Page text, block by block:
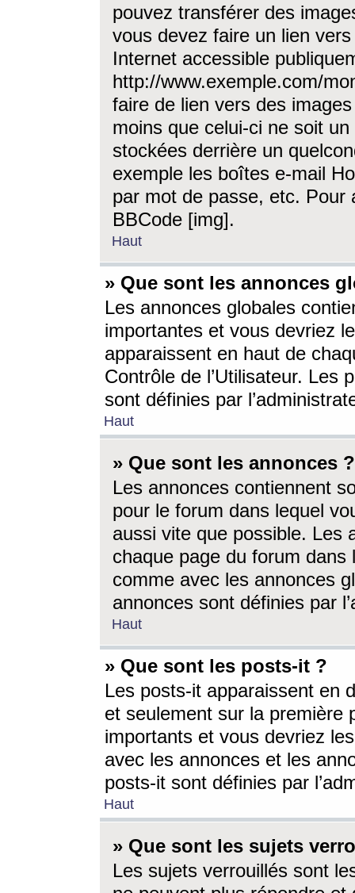
pouvez transférer des
vous devez faire un lien
Internet accessible
http://www.exemple.com/
faire de lien vers des
moins que celui-ci ne soit
stockées derrière un
exemple les boîtes e-mail
par mot de passe, etc. Pour
BBCode [img].
Haut
» Que sont les annonces
Les annonces globales
importantes et vous devriez
apparaissent en haut de
Contrôle de l’Utilisateur. Les
sont définies par
Haut
» Que sont les annonces ?
Les annonces contiennent
pour le forum dans lequel
aussi vite que possible. Les
chaque page du forum dans
comme avec les annonces
annonces sont définies par
Haut
» Que sont les posts-it ?
Les posts-it apparaissent en
et seulement sur la première
importants et vous devriez
avec les annonces et les
posts-it sont définies par
Haut
» Que sont les sujets
Les sujets verrouillés sont